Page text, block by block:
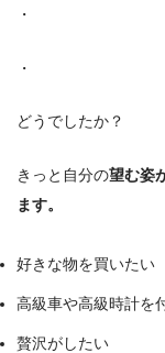
・
・
どうでしたか？
きっと自分の望む姿
ます。
好きな物を買いたい
高級車や高級時計を
贅沢がしたい